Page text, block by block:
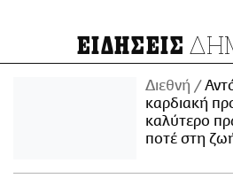
ΕΙΔΗΣΕΙΣ
Διεθνή
καρδιακή
καλύτερο
ποτέ στη